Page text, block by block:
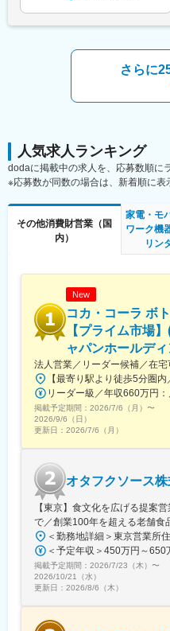
◇社内外と連携し、製品
◇多様な商材・サービス
◇携わった製品が店頭に並
内のデザイナーや工場ス
◇食品包装資材の提案
惣菜・弁当・精肉・鮮魚
ーパーへ卸販売します。
注・納品までを行います。
・WEB／通販サイト制作
・商品撮影、動画撮影・編
・海外輸出サポート
・食品検査、食品衛生サー
・補助金コンサル
・ブランディング・広報
■研修に関して
入社後は、本社にて約1か
う商材やサービス、業界知
ため、営業が初めての方
研修後は、上司や先輩社員
仕事の流れを少しずつ習
き、段階的に独り立ちを目
一線で活躍している社員
＼この仕事で経験できるこ
◇「食」を支える業界での
◇社内外と連携し、製品を
◇多様な商材・サービスの
◇携わった製品が店頭に並
変更の範囲：会社の定める
ースアップ込みの過去実
例：650万円(35歳、課長
給(月額)は固定手当を含め
さらに
人気求人ランキング
dodaに掲載中の求人を、応募数順に
※応募数が同数の場合は、新着順に表
その他消費財営業（国
内）
家電・モ
ワーク機
リン
New
コカ・コーラ ボ
【プライム市場
ャパンホールデ
法人営業／リーダー候補／在
掲載予定期間： 2026/7/6（月） 〜
2026/9/6（日）
更新日： 2026/7/6（月）
オタフクソース
【東京】食文化を広げる提案
で／創業100年を超える老舗食
掲載予定期間： 2026/7/23（木） 〜
2026/10/21（水）
更新日： 2026/8/6（木）